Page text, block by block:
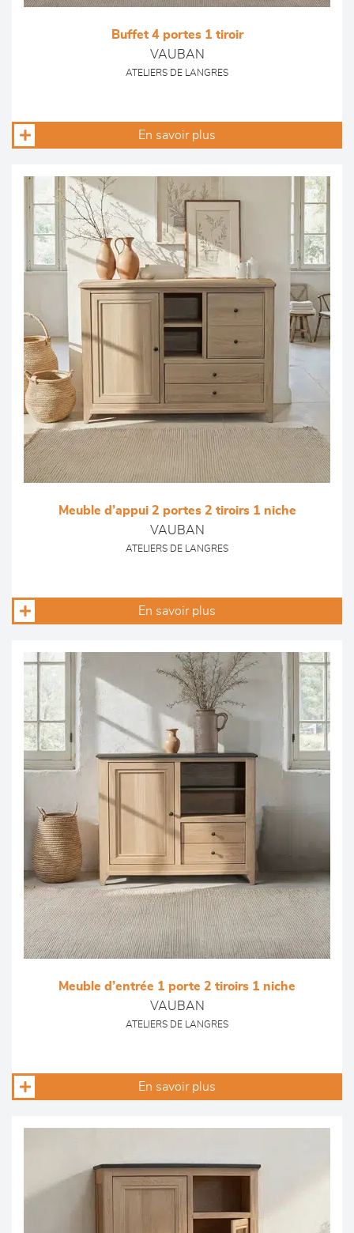
Buffet 4 portes 1 tiroir
VAUBAN
ATELIERS DE LANGRES
En savoir plus
Meuble d’appui 2 portes 2 tiroirs 1 niche
VAUBAN
ATELIERS DE LANGRES
En savoir plus
Meuble d’entrée 1 porte 2 tiroirs 1 niche
VAUBAN
ATELIERS DE LANGRES
En savoir plus